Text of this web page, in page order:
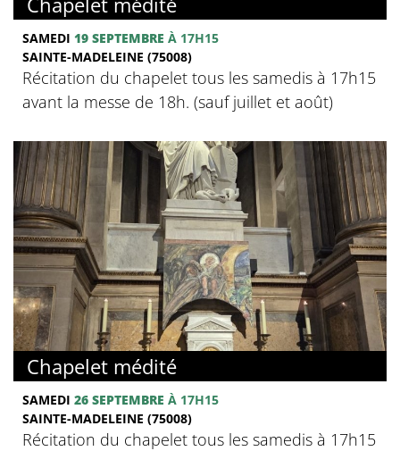
SAMEDI 19 SEPTEMBRE À 17H15
SAINTE-MADELEINE (75008)
Récitation du chapelet tous les samedis à 17h15
avant la messe de 18h. (sauf juillet et août)
Chapelet médité
SAMEDI 26 SEPTEMBRE À 17H15
SAINTE-MADELEINE (75008)
Récitation du chapelet tous les samedis à 17h15